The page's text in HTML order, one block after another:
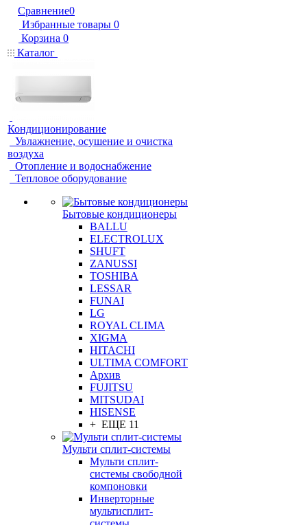
Сравнение0
Избранные товары 0
Корзина 0
Каталог
Кондиционирование
Увлажнение, осушение и очистка
воздуха
Отопление и водоснабжение
Тепловое оборудование
Бытовые кондиционеры
BALLU
ELECTROLUX
SHUFT
ZANUSSI
TOSHIBA
LESSAR
FUNAI
LG
ROYAL CLIMA
XIGMA
HITACHI
ULTIMA COMFORT
Архив
FUJITSU
MITSUDAI
HISENSE
+ ЕЩЕ 11
Мульти сплит-системы
Мульти сплит-
системы свободной
компоновки
Инверторные
мультисплит-